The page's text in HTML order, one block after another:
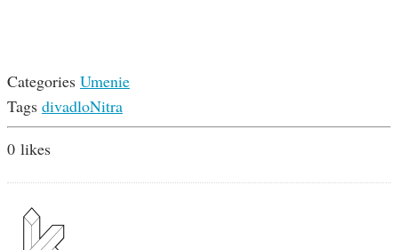
Categories Umenie
Tags divadloNitra
0 likes